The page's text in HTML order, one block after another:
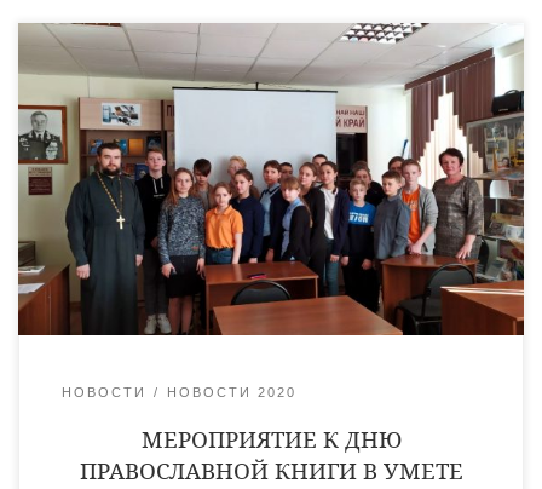
16 марта благочинный Уметского благочиннического округа
протоиерей Сергий Тишкин совместно с руководителем
просветительского центра «Светочи» провели урок —
презентацию книги А. И. Фарберова «Спаси и сохрани» для
учащихся восьмого класса Умётской средней
общеобразовательной школы. Эта встреча приурочена к
ежегодным мероприятиям, посвящённым православной
литературе. В своём слове отец Сергий обратил внимание
ребят на различные необычные […]
НОВОСТИ НОВОСТИ 2020
МЕРОПРИЯТИЕ К ДНЮ
ПРАВОСЛАВНОЙ КНИГИ В УМЕТЕ